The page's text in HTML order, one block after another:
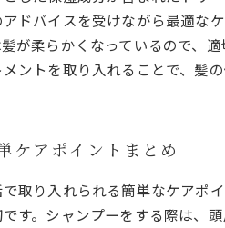
ドバイスを受けながら最適な
が柔らかくなっているので、
ントを取り入れることで、髪の
ケアポイントまとめ
取り入れられる簡単なケアポ
す。シャンプーをする際は、